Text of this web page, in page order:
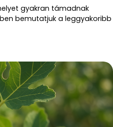
gyakran támadnak
bemutatjuk a leggyakoribb